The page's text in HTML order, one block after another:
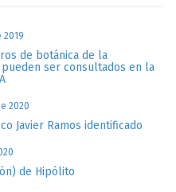
2019
de botánica de la
ser consultados en la
2020
Javier Ramos identificado
de Hipólito